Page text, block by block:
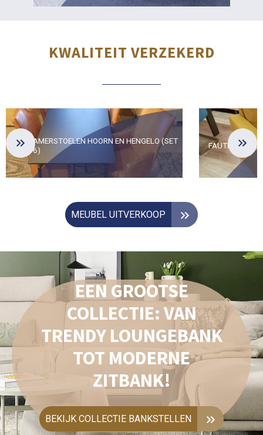
KWALITEIT VERZEKERD
EETKAMERSTOELEN HOORN EN HENGELO (SET
VAN 6)
FAUTEUIL
MEUBEL UITVERKOOP
EEN GROOTSE
COLLECTIE: VAN
TRENDY LOUNGEBANK
TOT MODERNE
ZITBANK!
BEKIJK COLLECTIE BANKSTELLEN